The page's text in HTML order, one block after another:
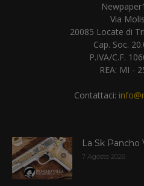
Via
20085 Locate di
Cap. Soc.
P.IVA/C.F.
REA: MI -
Contattaci:
La Sk Pancho
7 Agosto 2026